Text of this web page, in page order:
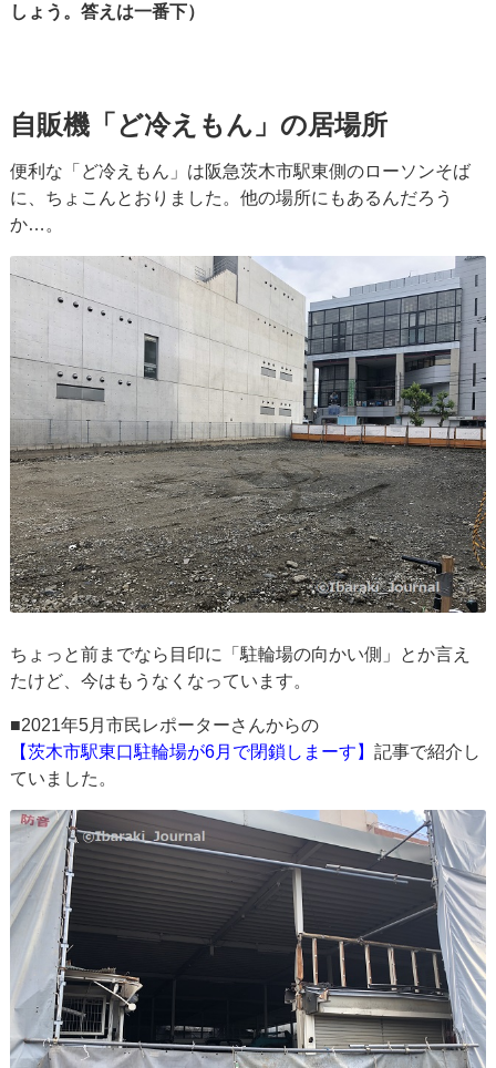
しょう。答えは一番下）
自販機「ど冷えもん」の居場所
便利な「ど冷えもん」は阪急茨木市駅東側のローソンそば
に、ちょこんとおりました。他の場所にもあるんだろう
か…。
ちょっと前までなら目印に「駐輪場の向かい側」とか言え
たけど、今はもうなくなっています。
■2021年5月市民レポーターさんからの
【茨木市駅東口駐輪場が6月で閉鎖しまーす】記事で紹介し
ていました。